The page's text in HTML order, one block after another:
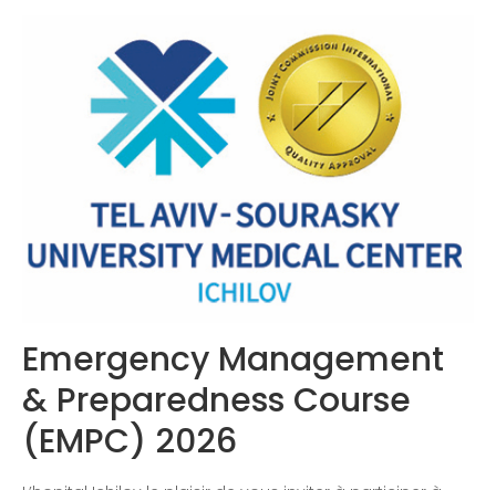
Congrès 2019
Congrès 2020
Emergency Management
& Preparedness Course
(EMPC) 2026